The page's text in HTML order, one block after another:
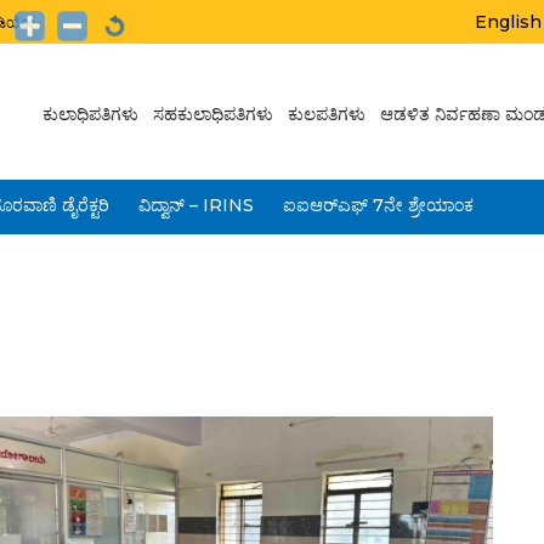
English
ಕುಲಾಧಿಪತಿಗಳು ಸಹಕುಲಾಧಿಪತಿಗಳು ಕುಲಪತಿಗಳು ಆಡಳಿತ ನಿರ್ವಹಣಾ
ಡೈರೆಕ್ಟರಿ ವಿದ್ವಾನ್ – IRINS ಐಐಆರ್‌ಎಫ್ 7ನೇ ಶ್ರೇಯಾಂಕ